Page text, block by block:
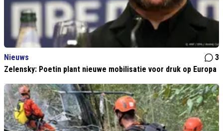
Nieuws
3
Zelensky: Poetin plant nieuwe mobilisatie voor druk op Europa